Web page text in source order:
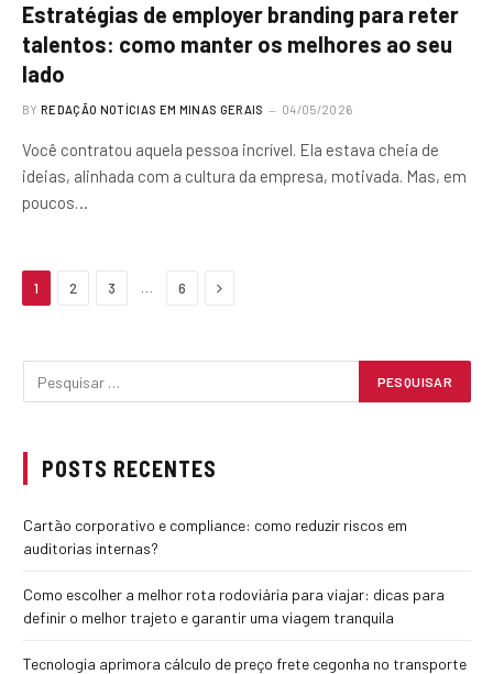
Estratégias de employer branding para reter
talentos: como manter os melhores ao seu
lado
BY REDAÇÃO NOTÍCIAS EM MINAS GERAIS 04/05/2026
Você contratou aquela pessoa incrível. Ela estava cheia de
ideias, alinhada com a cultura da empresa, motivada. Mas, em
poucos…
1 2 3 6 Next
POSTS RECENTES
Cartão corporativo e compliance: como reduzir riscos em
auditorias internas?
Como escolher a melhor rota rodoviária para viajar: dicas para
definir o melhor trajeto e garantir uma viagem tranquila
Tecnologia aprimora cálculo de preço frete cegonha no transporte